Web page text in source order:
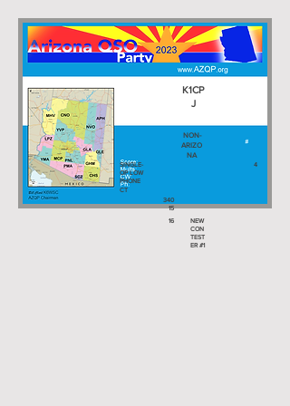
K1CP
J
NON-
ARIZO
NA
SINGLE-
OP LOW
PHONE
CT
4
340
15
16
NEW
CON
TEST
ER #1